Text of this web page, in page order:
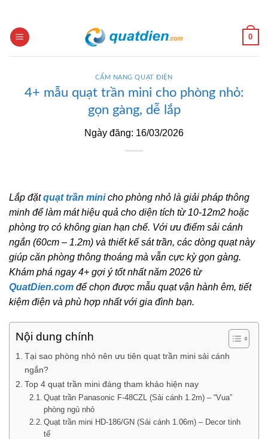
content
0
CẨM NANG QUẠT ĐIỆN
4+ mẫu quạt trần mini cho phòng nhỏ:
gọn gàng, dễ lắp
Ngày đăng: 16/03/2026
Lắp đặtquạt trần minicho phòng nhỏ là giải pháp thông
minh để làm mát hiệu quả cho diện tích từ 10-12m2 hoặc
phòng trọ có không gian hạn chế. Với ưu điểm sải cánh
ngắn (60cm – 1.2m) và thiết kế sát trần, các dòng quạt này
giúp căn phòng thông thoáng mà vẫn cực kỳ gọn gàng.
Khám phá ngay 4+ gợi ý tốt nhất năm 2026 từ
QuatDien.com để chọn được mẫu quạt vận hành êm, tiết
kiệm điện và phù hợp nhất với gia đình bạn.
Nội dung chính
Tại sao phòng nhỏ nên ưu tiên quạt trần mini sải cánh
ngắn?
Top 4 quạt trần mini đáng tham khảo hiện nay
Quạt trần Panasonic F-48CZL (Sải cánh 1.2m) – “Vua”
phòng ngủ nhỏ
Quạt trần mini HD-186/GN (Sải cánh 1.06m) – Decor tinh
tế